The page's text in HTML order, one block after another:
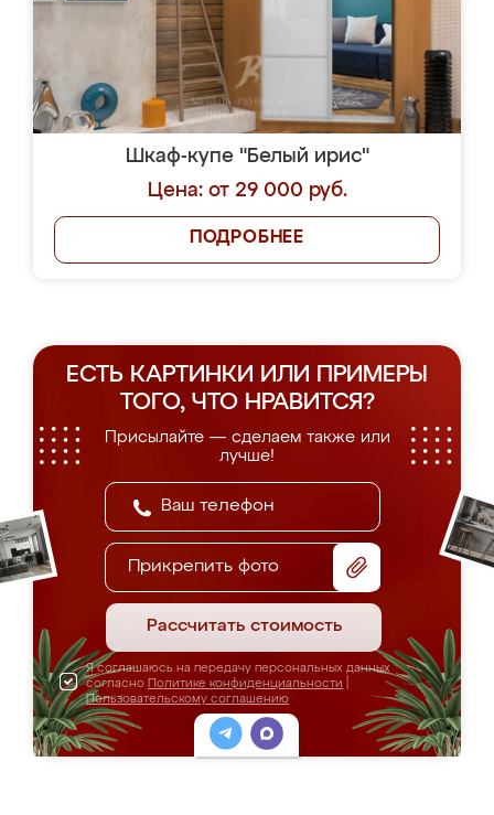
Шкаф-купе "Белый ирис"
Цена: от 29 000 руб.
ПОДРОБНЕЕ
ЕСТЬ КАРТИНКИ ИЛИ ПРИМЕРЫ
ТОГО, ЧТО НРАВИТСЯ?
Присылайте — сделаем также или
лучше!
Прикрепить фото
Рассчитать стоимость
Я соглашаюсь на передачу персональных данных
согласно Политике конфиденциальности
Пользовательскому соглашению